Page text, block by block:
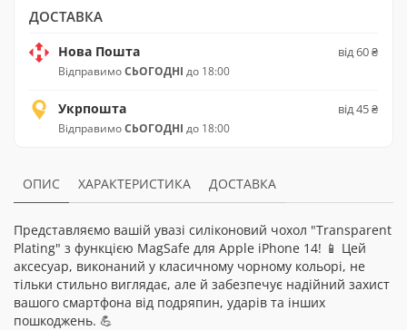
ДОСТАВКА
Нова Пошта
ВідправимоСЬОГОДНІ до 18:00
від 60 ₴
Укрпошта
ВідправимоСЬОГОДНІ до 18:00
від 45 ₴
ОПИС ХАРАКТЕРИСТИКА ДОСТАВКА
Представляємо вашій увазі силіконовий чохол "Transparent
Plating" з функцією MagSafe для Apple iPhone 14! 📱 Цей
аксесуар, виконаний у класичному чорному кольорі, не
тільки стильно виглядає, але й забезпечує надійний захист
вашого смартфона від подряпин, ударів та інших
пошкоджень. 💪